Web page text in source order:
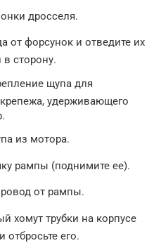
дросселя.
от форсунок и отведите их
сторону.
щупа для
удерживающего
из мотора.
рампы (поднимите ее).
от рампы.
хомут трубки на корпусе
отбросьте его.